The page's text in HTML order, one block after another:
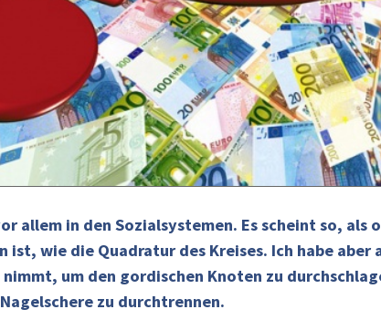
allem in den Sozialsystemen. Es scheint so, als
ist, wie die Quadratur des Kreises. Ich habe aber
um den gordischen Knoten zu
zu durchtrennen.